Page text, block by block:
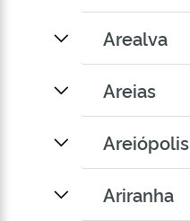
Arealva
Areias
Areiópolis
Ariranha